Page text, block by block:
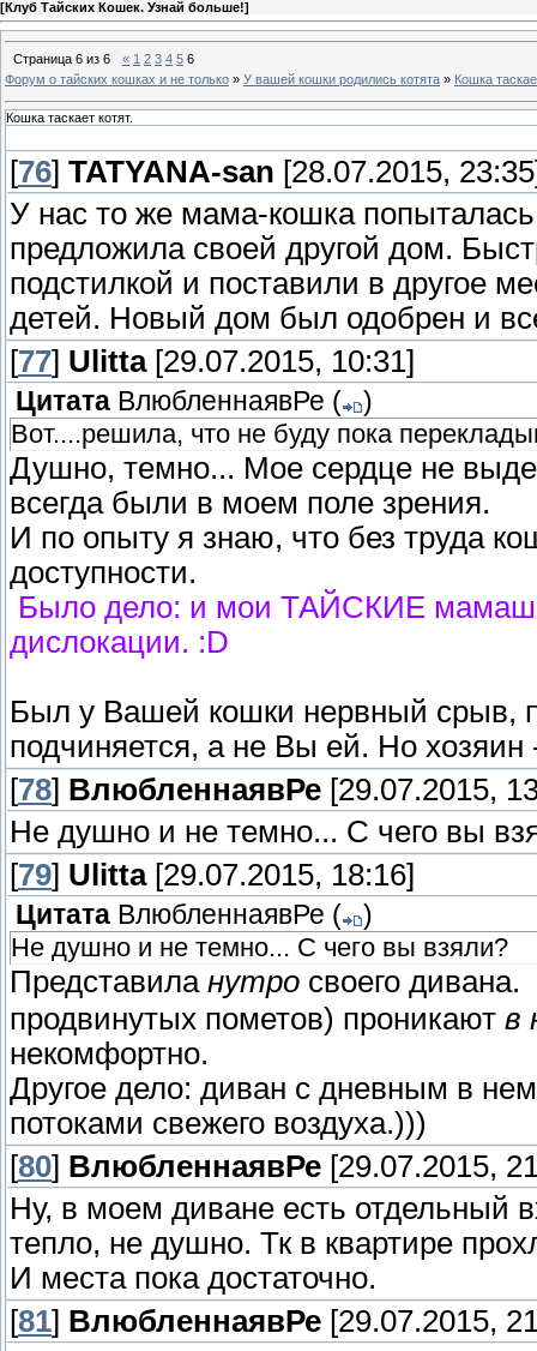
[Клуб Тайских Кошек. Узнай больше!]
Страница 6 из 6 « 1 2 3 4 5 6
Форум о тайских кошках и не только » У вашей кошки родились котята » Кошка
Кошка таскает котят.
[76] TATYANA-san [28.07.2015,
У нас то же мама-кошка
предложила своей другой дом.
подстилкой и поставили в другое
детей. Новый дом был одобрен и
[77] Ulitta[29.07.2015, 10:31]
Цитата ВлюбленнаявРе (
)
Вот....решила, что не буду пока
Душно, темно... Мое сердце не
всегда были в моем поле зрения.
И по опыту я знаю, что без труда
доступности.
Было дело: и мои ТАЙСКИЕ
дислокации. :D
Был у Вашей кошки нервный срыв,
подчиняется, а не Вы ей. Но хозяин
[78] ВлюбленнаявРе [29.07.2015,
Не душно и не темно... С чего вы
[79] Ulitta[29.07.2015, 18:16]
Цитата ВлюбленнаявРе (
)
Не душно и не темно... С чего вы взяли?
Представила нутро своего дивана.
продвинутых пометов) проникают в
некомфортно.
Другое дело: диван с дневным в
потоками свежего воздуха.)))
[80] ВлюбленнаявРе [29.07.2015,
Ну, в моем диване есть отдельный
тепло, не душно. Тк в квартире
И места пока достаточно.
[81] ВлюбленнаявРе [29.07.2015,